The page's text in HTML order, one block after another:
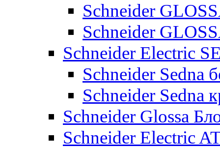
Schneider
Schneider
Schneider Electric
Schneider Sedna
Schneider Sedna
Schneider Glossa
Schneider Electric